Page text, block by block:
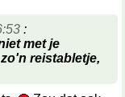
:
met je
reistabletje,